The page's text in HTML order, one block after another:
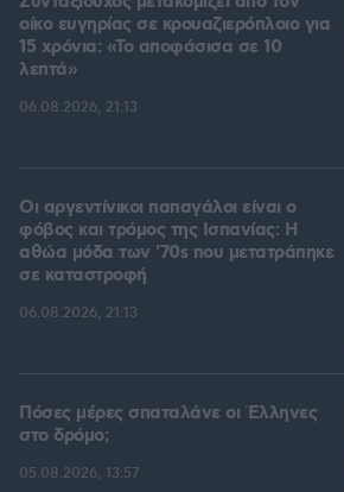
οίκο ευγηρίας σε κρουαζιερόπλοιο για
15 χρόνια: «Το αποφάσισα σε 10
λεπτά»
06.08.2026, 21:13
Οι αργεντίνικοι παπαγάλοι είναι ο
φόβος και τρόμος της Ισπανίας: Η
αθώα μόδα των '70s που μετατράπηκε
σε καταστροφή
06.08.2026, 21:13
Πόσες μέρες σπαταλάνε οι Έλληνες
στο δρόμο;
05.08.2026, 13:57